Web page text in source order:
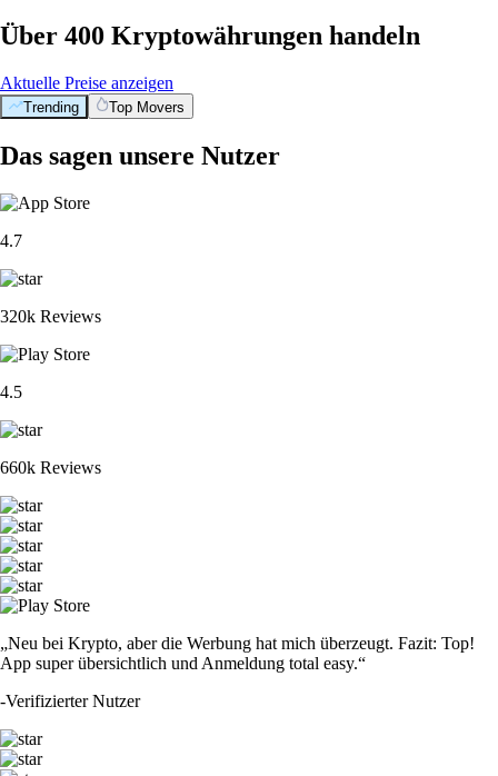
Über 400 Kryptowährungen handeln
Aktuelle Preise anzeigen
Trending Top Movers
Das sagen unsere Nutzer
4.7
320k Reviews
4.5
660k Reviews
„Neu bei Krypto, aber die Werbung hat mich überzeugt. Fazit: Top!
App super übersichtlich und Anmeldung total easy.“
-Verifizierter Nutzer